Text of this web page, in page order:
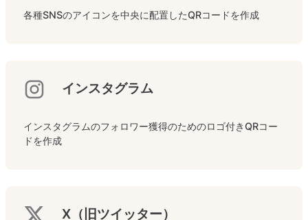
各種SNSのアイコンを中央に配置したQRコードを作成
インスタグラム
インスタグラムのフォロワー獲得のためのロゴ付きQRコー
ドを作成
X（旧ツイッター）